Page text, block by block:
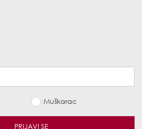
Muškarac
PRIJAVI SE